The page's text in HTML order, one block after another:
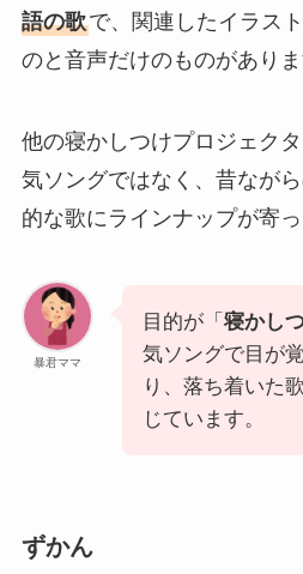
語の歌で、関連したイラス
のと音声だけのものがありま
他の寝かしつけプロジェク
気ソングではなく、昔なが
的な歌にラインナップが寄っ
暴君ママ
目的が「 寝かし
気ソングで目が
り、落ち着いた
じています。
ずかん